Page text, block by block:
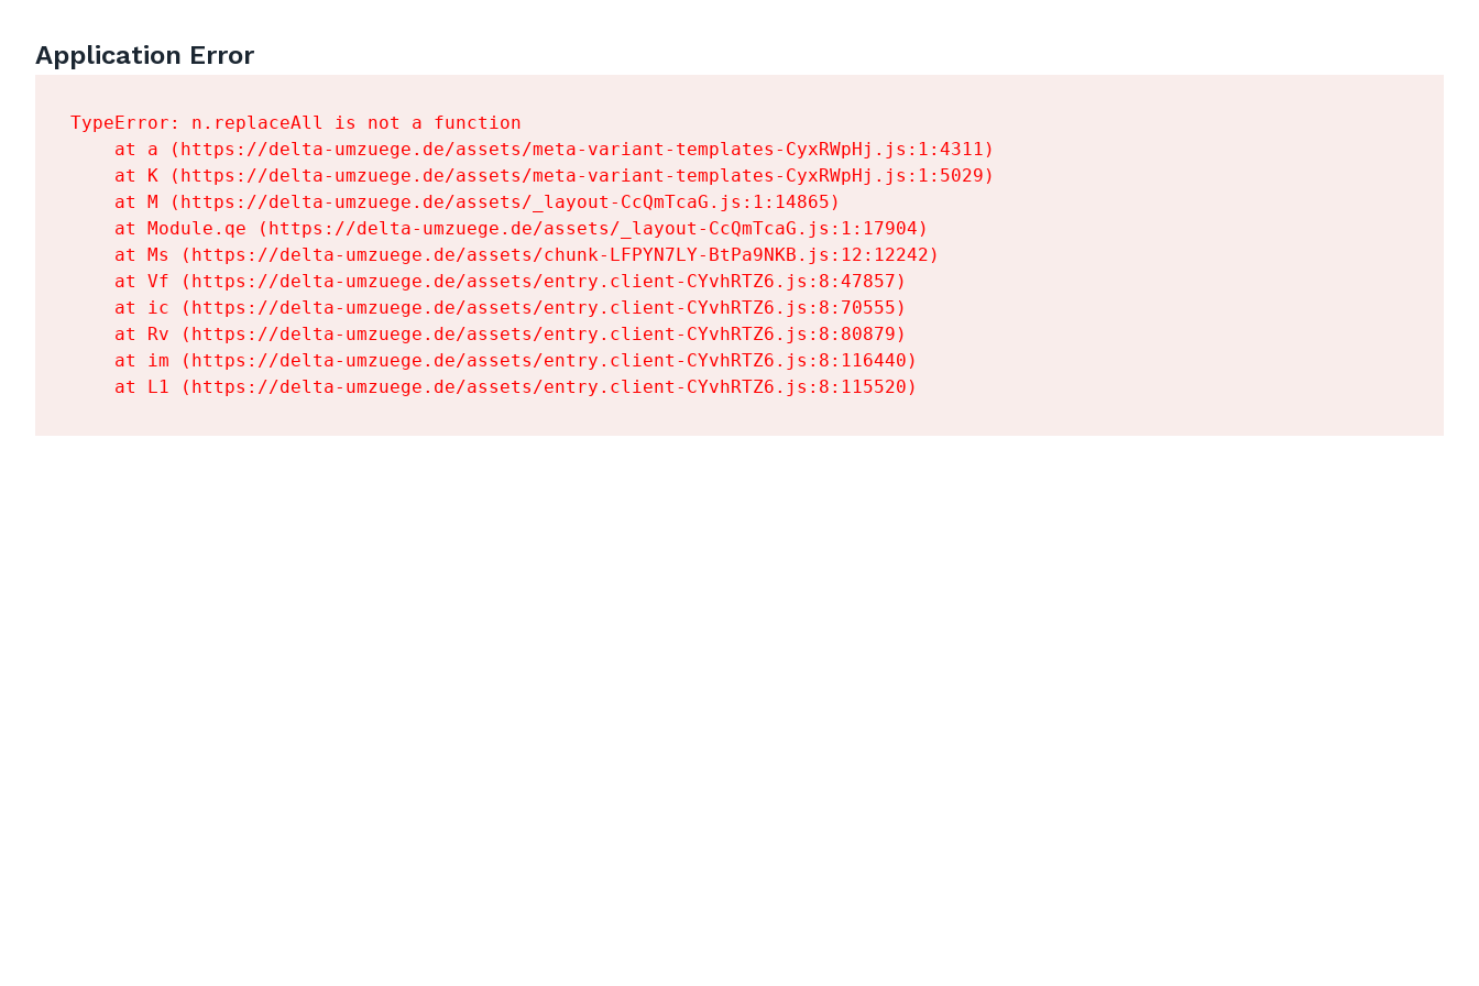
Application Error
TypeError: n.replaceAll is not a function
    at a (https://delta-umzuege.de/assets/meta-variant-templates-CyxRWpHj.js:1:4311)
    at K (https://delta-umzuege.de/assets/meta-variant-templates-CyxRWpHj.js:1:5029)
    at M (https://delta-umzuege.de/assets/_layout-CcQmTcaG.js:1:14865)
    at Module.qe (https://delta-umzuege.de/assets/_layout-CcQmTcaG.js:1:17904)
    at Ms (https://delta-umzuege.de/assets/chunk-LFPYN7LY-BtPa9NKB.js:12:12242)
    at Vf (https://delta-umzuege.de/assets/entry.client-CYvhRTZ6.js:8:47857)
    at ic (https://delta-umzuege.de/assets/entry.client-CYvhRTZ6.js:8:70555)
    at Rv (https://delta-umzuege.de/assets/entry.client-CYvhRTZ6.js:8:80879)
    at im (https://delta-umzuege.de/assets/entry.client-CYvhRTZ6.js:8:116440)
    at L1 (https://delta-umzuege.de/assets/entry.client-CYvhRTZ6.js:8:115520)